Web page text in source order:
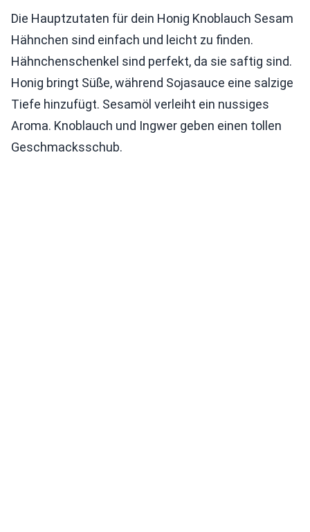
Die Hauptzutaten für dein Honig Knoblauch Sesam
Hähnchen sind einfach und leicht zu finden.
Hähnchenschenkel sind perfekt, da sie saftig sind.
Honig bringt Süße, während Sojasauce eine salzige
Tiefe hinzufügt. Sesamöl verleiht ein nussiges
Aroma. Knoblauch und Ingwer geben einen tollen
Geschmacksschub.